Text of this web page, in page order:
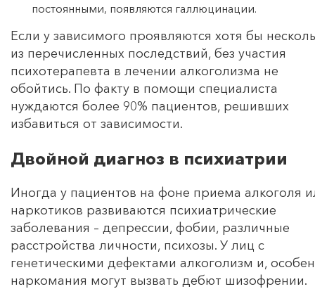
постоянными, появляются галлюцинации.
Если у зависимого проявляются хотя бы
из перечисленных последствий, без участия
психотерапевта в лечении алкоголизма не
обойтись. По факту в помощи специалиста
нуждаются более 90% пациентов, решивших
избавиться от зависимости.
Двойной диагноз в психиатрии
Иногда у пациентов на фоне приема алкоголя
наркотиков развиваются психиатрические
заболевания – депрессии, фобии, различные
расстройства личности, психозы. У лиц с
генетическими дефектами алкоголизм и,
наркомания могут вызвать дебют шизофрении.